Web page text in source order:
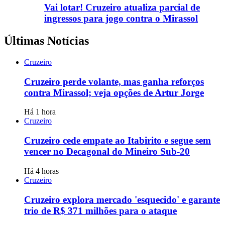
Vai lotar! Cruzeiro atualiza parcial de
ingressos para jogo contra o Mirassol
Últimas Notícias
Cruzeiro
Cruzeiro perde volante, mas ganha reforços
contra Mirassol; veja opções de Artur Jorge
Há 1 hora
Cruzeiro
Cruzeiro cede empate ao Itabirito e segue sem
vencer no Decagonal do Mineiro Sub-20
Há 4 horas
Cruzeiro
Cruzeiro explora mercado 'esquecido' e garante
trio de R$ 371 milhões para o ataque